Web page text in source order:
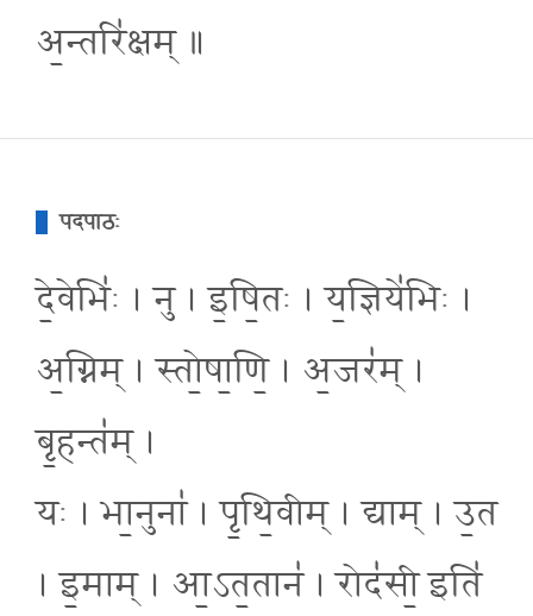
अ॒न्तरि॑क्षम् ॥
पदपाठः
दे॒वेभिः॑ । नु । इ॒षि॒तः । य॒ज्ञिये॑भिः ।
अ॒ग्निम् । स्तो॒षा॒णि॒ । अ॒जर॑म् ।
बृ॒हन्त॑म् ।
यः । भा॒नुना॑ । पृ॒थि॒वीम् । द्याम् । उ॒त
। इ॒माम् । आ॒ऽत॒तान॑ । रोद॑सी॒ इति॑